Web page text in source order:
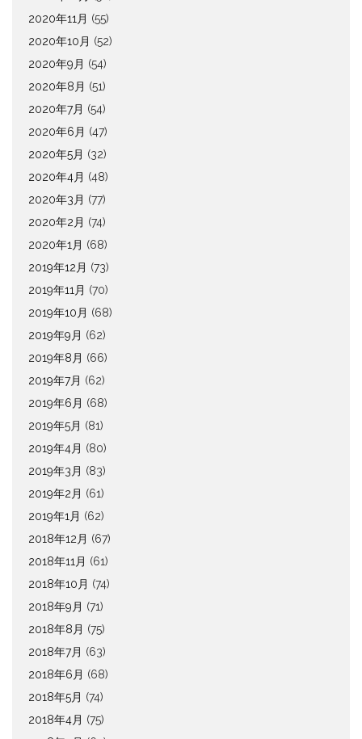
2020年11月 (55)
2020年10月 (52)
2020年9月 (54)
2020年8月 (51)
2020年7月 (54)
2020年6月 (47)
2020年5月 (32)
2020年4月 (48)
2020年3月 (77)
2020年2月 (74)
2020年1月 (68)
2019年12月 (73)
2019年11月 (70)
2019年10月 (68)
2019年9月 (62)
2019年8月 (66)
2019年7月 (62)
2019年6月 (68)
2019年5月 (81)
2019年4月 (80)
2019年3月 (83)
2019年2月 (61)
2019年1月 (62)
2018年12月 (67)
2018年11月 (61)
2018年10月 (74)
2018年9月 (71)
2018年8月 (75)
2018年7月 (63)
2018年6月 (68)
2018年5月 (74)
2018年4月 (75)